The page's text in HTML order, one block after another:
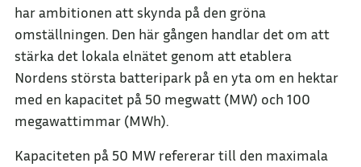
har ambitionen att skynda på den gröna
omställningen. Den här gången handlar det om att
stärka det lokala elnätet genom att etablera
Nordens största batteripark på en yta om en hektar
med en kapacitet på 50 megwatt (MW) och 100
megawattimmar (MWh).
Kapaciteten på 50 MW refererar till den maximala